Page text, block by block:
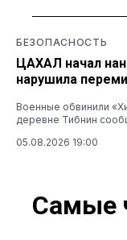
БЕЗОПАСНОСТЬ
ЦАХАЛ начал
нарушила
Военные обвинили
деревне Тибнин
05.08.2026 19:00
Самые